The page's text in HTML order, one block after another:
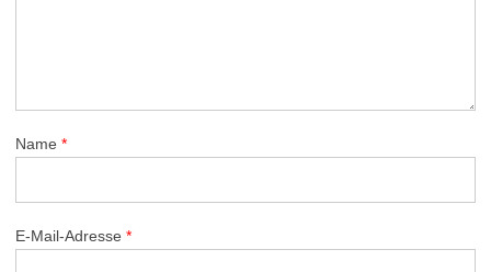
Name *
E-Mail-Adresse *